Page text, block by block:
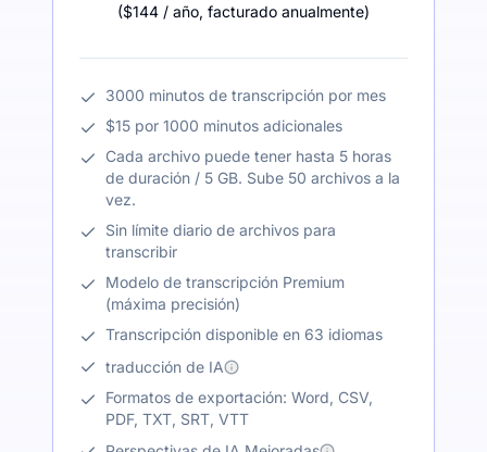
($144 / año, facturado anualmente)
3000 minutos de transcripción por mes
$15 por 1000 minutos adicionales
Cada archivo puede tener hasta 5 horas
de duración / 5 GB. Sube 50 archivos a la
vez.
Sin límite diario de archivos para
transcribir
Modelo de transcripción Premium
(máxima precisión)
Transcripción disponible en 63 idiomas
traducción de IA
Formatos de exportación: Word, CSV,
PDF, TXT, SRT, VTT